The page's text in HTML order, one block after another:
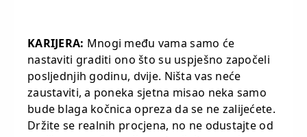
KARIJERA: Mnogi među vama samo će
nastaviti graditi ono što su uspješno započeli
posljednjih godinu, dvije. Ništa vas neće
zaustaviti, a poneka sjetna misao neka samo
bude blaga kočnica opreza da se ne zalijećete.
Držite se realnih procjena, no ne odustajte od